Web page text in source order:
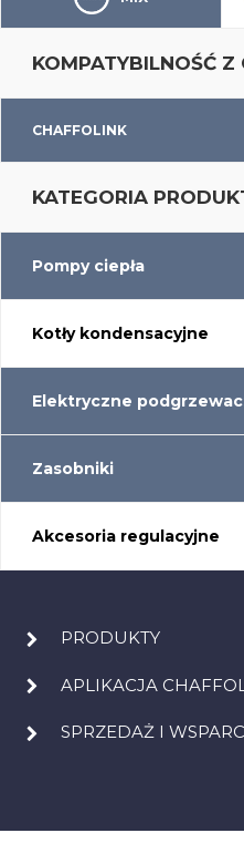
KOMPATYBILNOŚĆ Z
CHAFFOLINK
KATEGORIA
Pompy ciepła
Kotły kondensacyjne
Elektryczne
Zasobniki
Akcesoria regulacyjne
PRODUKTY
APLIKACJA
SPRZEDAŻ I